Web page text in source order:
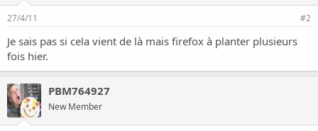
27/4/11 #2
Je sais pas si cela vient de là mais firefox à planter plusieurs
fois hier.
PBM764927
New Member